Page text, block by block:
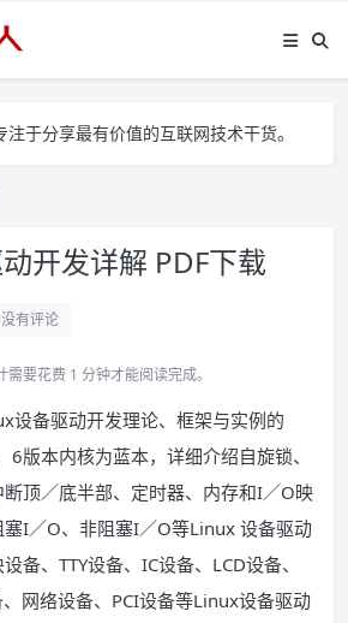
于分享最有价值的互联网技术干货。
开发详解 PDF下载
没有评论
要花费 1 分钟才能阅读完成。
设备驱动开发理论、框架与实例的
版本内核为蓝本，详细介绍自旋锁、
顶／底半部、定时器、内存和I／O映
I／O、非阻塞I／O等Linux 设备驱动
备、TTY设备、IC设备、LCD设备、
网络设备、PCI设备等Linux设备驱动